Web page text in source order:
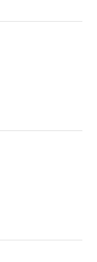
blij is met het
leuke
bent over de
levering. We